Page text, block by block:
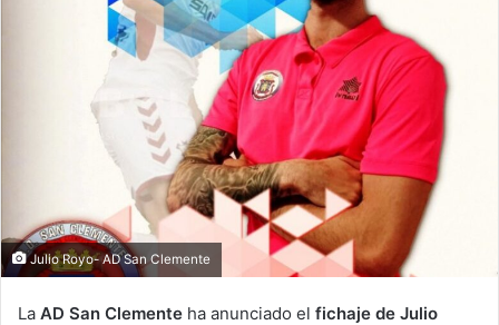
Julio Royo- AD San Clemente
La AD San Clemente ha anunciado el fichaje de Julio